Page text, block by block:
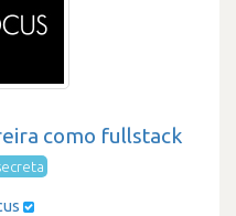
como fullstack